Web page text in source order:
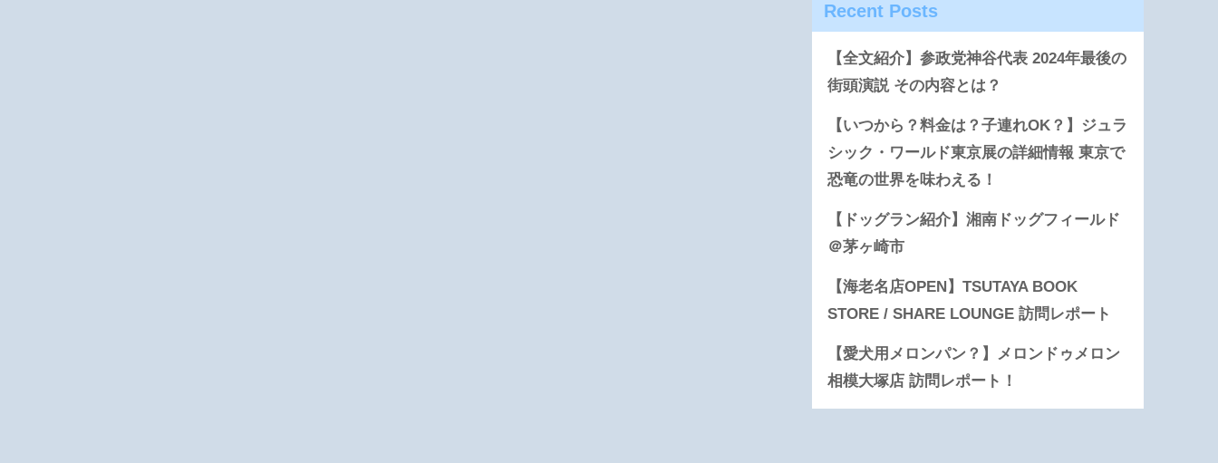
Recent Posts
【全文紹介】参政党神谷代表 2024年最後の
街頭演説 その内容とは？
【いつから？料金は？子連れOK？】ジュラ
シック・ワールド東京展の詳細情報 東京で
恐竜の世界を味わえる！
【ドッグラン紹介】湘南ドッグフィールド
＠茅ヶ崎市
【海老名店OPEN】TSUTAYA BOOK
STORE / SHARE LOUNGE 訪問レポート
【愛犬用メロンパン？】メロンドゥメロン
相模大塚店 訪問レポート！